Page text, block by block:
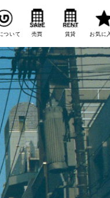
ついて 売買 賃貸 お気に